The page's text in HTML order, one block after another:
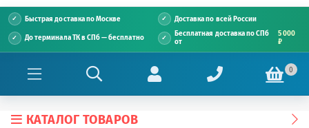
Быстрая доставка по Москве Доставка по всей России
До терминала ТК в СПб — бесплатно
Бесплатная доставка по СПб
от
5 000
₽
0
КАТАЛОГ ТОВАРОВ